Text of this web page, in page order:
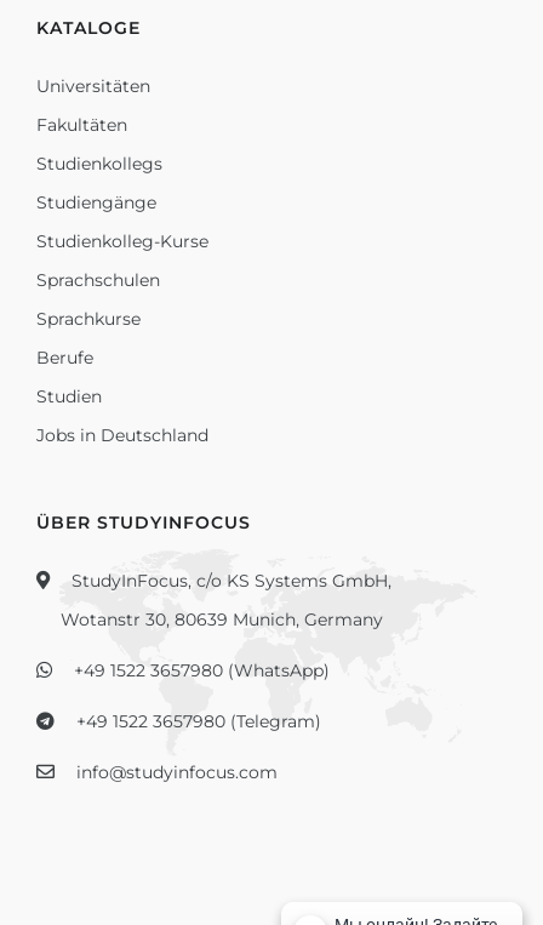
KATALOGE
Universitäten
Fakultäten
Studienkollegs
Studiengänge
Studienkolleg-Kurse
Sprachschulen
Sprachkurse
Berufe
Studien
Jobs in Deutschland
ÜBER STUDYINFOCUS
StudyInFocus, c/o KS Systems GmbH,
Wotanstr 30, 80639 Munich, Germany
+49 1522 3657980 (WhatsApp)
+49 1522 3657980 (Telegram)
info@studyinfocus.com